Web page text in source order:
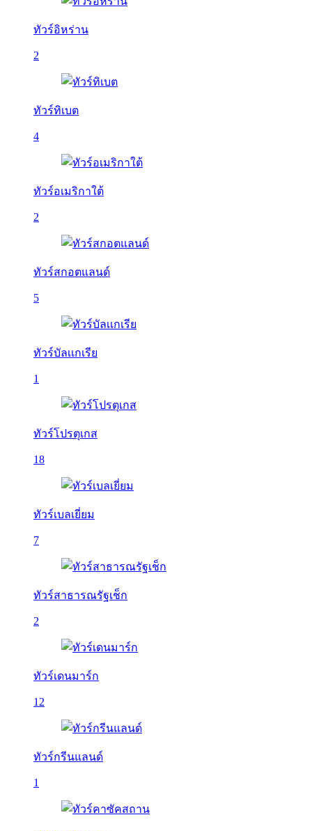
ทัวร์อิหร่าน
2
ทัวร์ทิเบต
4
ทัวร์อเมริกาใต้
2
ทัวร์สกอตแลนด์
5
ทัวร์บัลเเกเรีย
1
ทัวร์โปรตุเกส
18
ทัวร์เบลเยี่ยม
7
ทัวร์สาธารณรัฐเช็ก
2
ทัวร์เดนมาร์ก
12
ทัวร์กรีนแลนด์
1